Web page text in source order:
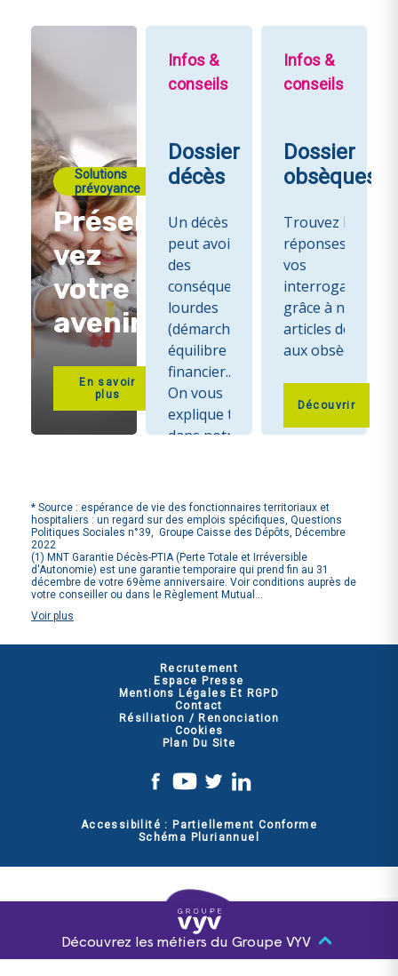
Solutions
prévoyance
Préser
vez
votre
avenir
En savoir
plus
Infos &
conseils
Dossier
décès
Un décès
peut avoir
des
conséquences
lourdes
(démarches,
équilibre
financier...) :
On vous
explique tout
dans notre
Découvrir
Infos &
conseils
Dossier
obsèques
Trouvez les
réponses à
vos
interrogations
grâce à nos
articles dédiés
aux obsèques
Découvrir
* Source : espérance de vie des fonctionnaires territoriaux et
hospitaliers : un regard sur des emplois spécifiques, Questions
Politiques Sociales n°39, Groupe Caisse des Dépôts, Décembre
2022
(1) MNT Garantie Décès-PTIA (Perte Totale et Irréversible
d'Autonomie) est une garantie temporaire qui prend fin au 31
décembre de votre 69ème anniversaire. Voir conditions auprès de
votre conseiller ou dans le Règlement Mutual...
Voir plus
Recrutement
Espace Presse
Mentions Légales Et RGPD
Contact
Résiliation / Renonciation
Cookies
Plan Du Site
Accessibilité : Partiellement Conforme
Schéma Pluriannuel
Découvrez les métiers du Groupe VYV